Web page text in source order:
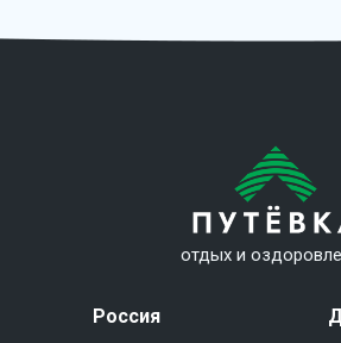
отдых и
Россия